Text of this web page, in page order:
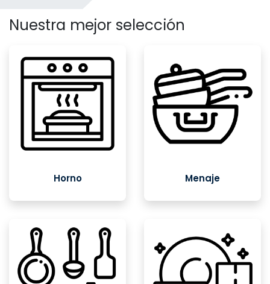
Nuestra mejor selección
Horno Menaje